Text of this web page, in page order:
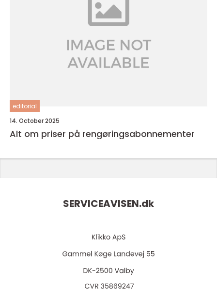
editorial
14. October 2025
Alt om priser på rengøringsabonnementer
SERVICEAVISEN.dk